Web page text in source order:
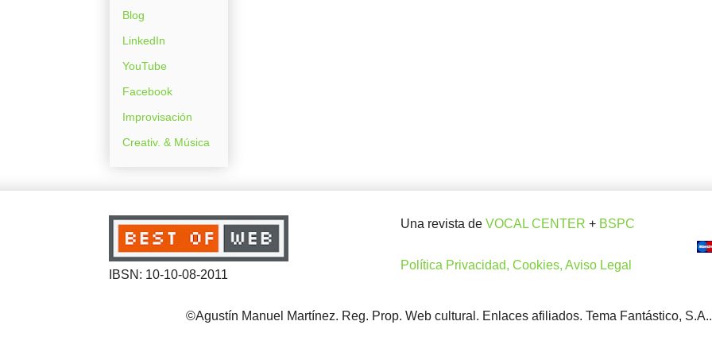
Blog
LinkedIn
YouTube
Facebook
Improvisación
Creativ. & Música
IBSN: 10-10-08-2011
Una revista de VOCAL CENTER + BSPC
Política Privacidad, Cookies, Aviso Legal
©Agustín Manuel Martínez. Reg. Prop. Web cultural. Enlaces afiliados. Tema Fantástico,